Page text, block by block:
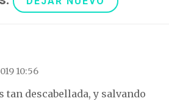
10:56
tan descabellada, y salvando